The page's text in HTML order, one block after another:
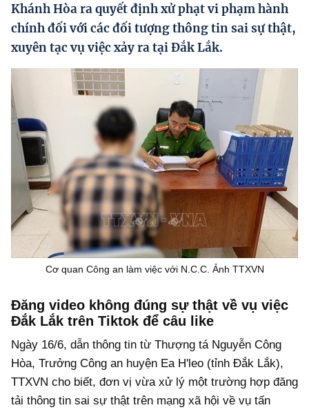
Phát triển kinh tế tư nhân và doanh nghiệp dân tộc
Ocop và chuỗi giá trị Nông sản
Doanh nghiệp dân tộc
Khác
Video
Photo
Khánh Hòa ra quyết định xử phạt vi phạm hành
chính đối với các đối tượng thông tin sai sự thật,
xuyên tạc vụ việc xảy ra tại Đắk Lắk.
Cơ quan Công an làm việc với N.C.C. Ảnh TTXVN
Đăng video không đúng sự thật về vụ việc
Đắk Lắk trên Tiktok để câu like
Ngày 16/6, dẫn thông tin từ Thượng tá Nguyễn Công
Hòa, Trưởng Công an huyện Ea H'leo (tỉnh Đắk Lắk),
TTXVN cho biết, đơn vị vừa xử lý một trường hợp đăng
tải thông tin sai sự thật trên mạng xã hội về vụ tấn